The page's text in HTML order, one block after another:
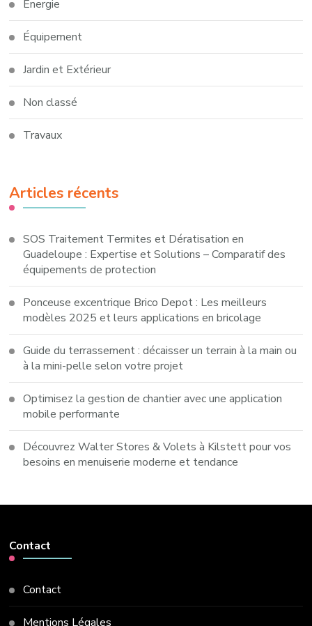
Énergie
Équipement
Jardin et Extérieur
Non classé
Travaux
Articles récents
SOS Traitement Termites et Dératisation en
Guadeloupe : Expertise et Solutions – Comparatif des
équipements de protection
Ponceuse excentrique Brico Depot : Les meilleurs
modèles 2025 et leurs applications en bricolage
Guide du terrassement : décaisser un terrain à la main ou
à la mini-pelle selon votre projet
Optimisez la gestion de chantier avec une application
mobile performante
Découvrez Walter Stores & Volets à Kilstett pour vos
besoins en menuiserie moderne et tendance
Contact
Contact
Mentions Légales